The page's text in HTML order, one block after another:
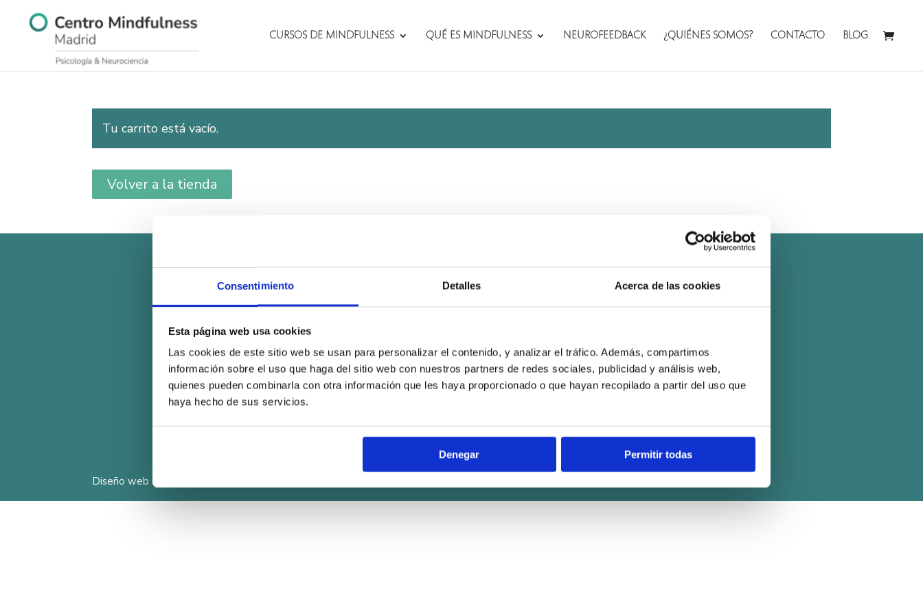
Consentimiento Detalles Acerca de las cookies
Esta página web usa cookies
Las cookies de este sitio web se usan para personalizar el contenido, y analizar el tráfico. Además, compartimos
información sobre el uso que haga del sitio web con nuestros partners de redes sociales, publicidad y análisis web,
quienes pueden combinarla con otra información que les haya proporcionado o que hayan recopilado a partir del uso que
haya hecho de sus servicios.
Denegar Permitir todas
CURSOS DE MINDFULNESS QUÉ ES MINDFULNESS NEUROFEEDBACK ¿QUIÉNES SOMOS? CONTACTO BLOG
Tu carrito está vacío.
Volver a la tienda
C/ Gran Vía 59, 7º Centro
¡Suscíbete a nuestra newsletter!
CIF 76922328R
Política de Privacidad
Política de Cookies
Reembolso y Cancelaciones
Diseño web Sabrina Couto